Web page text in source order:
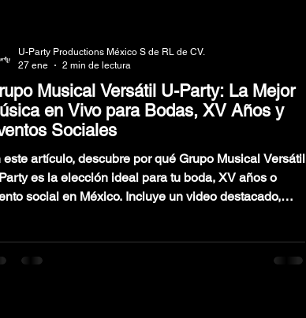
Musical Versátil U-Party: La Mejor
en Vivo para Bodas, XV Años y
Sociales
este artículo, descubre por qué Grupo Musical Versátil
es la elección ideal para tu boda, XV años o
social en México. Incluye un video destacado,
tu celebración.
U-Party Productions México S de RL de CV.
27 ene
2 min de lectura